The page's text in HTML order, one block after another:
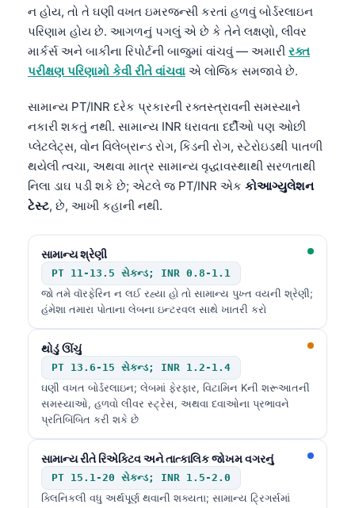
ન હોય, તો તે ઘણી વખત ઇમરજન્સી કરતાં હળવું બોર્ડરલાઇન
પરિણામ હોય છે. આગળનું પગલું એ છે કે તેને લક્ષણો, લીવર
માર્કર્સ અને બાકીના રિપોર્ટની બાજુમાં વાંચવું — અમારી રક્ત
પરીક્ષણ પરિણામો કેવી રીતે વાંચવા એ લોજિક સમજાવે છે.
સામાન્ય PT/INR દરેક પ્રકારની રક્તસ્ત્રાવની સમસ્યાને
નકારી શકતું નથી. સામાન્ય INR ધરાવતા દર્દીઓ પણ ઓછી
પ્લેટલેટ્સ, વોન વિલેબ્રાન્ડ રોગ, કિડની રોગ, સ્ટેરોઇડથી પાતળી
થયેલી ત્વચા, અથવા માત્ર સામાન્ય વૃદ્ધાવસ્થાથી સરળતાથી
નિલા ડાઘ પડી શકે છે; એટલે જ PT/INR એક કોઆગ્યુલેશન
ટેસ્ટ, છે, આખી કહાની નથી.
સામાન્ય શ્રેણી
PT 11-13.5 સેકન્ડ; INR 0.8-1.1
જો તમે વૉરફેરિન ન લઈ રહ્યા હો તો સામાન્ય પુખ્ત વયની શ્રેણી;
હંમેશા તમારા પોતાના લેબના ઇન્ટરવલ સાથે ખાતરી કરો
થોડું ઊંચું
PT 13.6-15 સેકન્ડ; INR 1.2-1.4
ઘણી વખત બોર્ડરલાઇન; લેબમાં ફેરફાર, વિટામિન Kની શરૂઆતની
સમસ્યાઓ, હળવો લીવર સ્ટ્રેસ, અથવા દવાઓના પ્રભાવને
પ્રતિબિંબિત કરી શકે છે
સામાન્ય રીતે રિએક્ટિવ અને તાત્કાલિક જોખમ વગરનું
PT 15.1-20 સેકન્ડ; INR 1.5-2.0
ક્લિનિકલી વધુ અર્થપૂર્ણ થવાની શક્યતા; સામાન્ય ટ્રિગર્સમાં